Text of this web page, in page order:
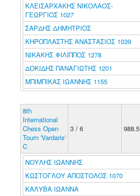
ΚΛΕΙΣΑΡΧΑΚΗΣ ΝΙΚΟΛΑΟΣ-
ΓΕΩΡΓΙΟΣ 1027
ΣΑΡΔΗΣ ΔΗΜΗΤΡΙΟΣ
ΚΗΡΟΠΛΑΣΤΗΣ ΑΝΑΣΤΑΣΙΟΣ 1039
ΝΙΚΑΚΗΣ ΦΙΛΙΠΠΟΣ 1278
ΔΟΚΙΔΗΣ ΠΑΝΑΓΙΩΤΗΣ 1201
ΜΠΙΜΠΙΚΑΣ ΙΩΑΝΝΗΣ 1155
8th
International
Chess Open
Tourn 'Vardaris'
C
3 / 6 988.5
ΝΟΥΛΗΣ ΙΩΑΝΝΗΣ
ΚΩΣΤΟΓΛΟΥ ΑΠΟΣΤΟΛΟΣ 1070
ΚΑΛΥΒΑ ΙΩΑΝΝΑ